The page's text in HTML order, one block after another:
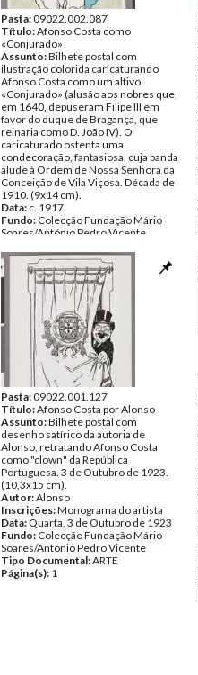
Pasta:09022.002.087
Título:Afonso Costa como
«Conjurado»
Assunto:Bilhete postal com
ilustração colorida caricaturando
Afonso Costa como um altivo
«Conjurado» (alusão aos nobres que,
em 1640, depuseram Filipe III em
favor do duque de Bragança, que
reinaria como D. João IV). O
caricaturado ostenta uma
condecoração, fantasiosa, cuja banda
alude à Ordem de Nossa Senhora da
Conceição de Vila Viçosa. Década de
1910. (9x14 cm).
Data: c. 1917
Fundo: Colecção Fundação Mário
Soares/António Pedro Vicente
Página(s):1
Pasta:09022.001.127
Título:Afonso Costa por Alonso
Assunto:Bilhete postal com
desenho satírico da autoria de
Alonso, retratando Afonso Costa
como "clown" da República
Portuguesa. 3 de Outubro de 1923.
(10,3x15 cm).
Autor:Alonso
Inscrições:Monograma do artista
Data: Quarta, 3 de Outubro de 1923
Fundo: Colecção Fundação Mário
Soares/António Pedro Vicente
Tipo Documental:ARTE
Página(s): 1